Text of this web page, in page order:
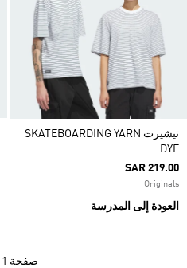
تيشيرت SKATEBOARDING YARN
DYE
SAR 219.00
Originals
العودة إلى المدرسة
صفحة 1 ل 43